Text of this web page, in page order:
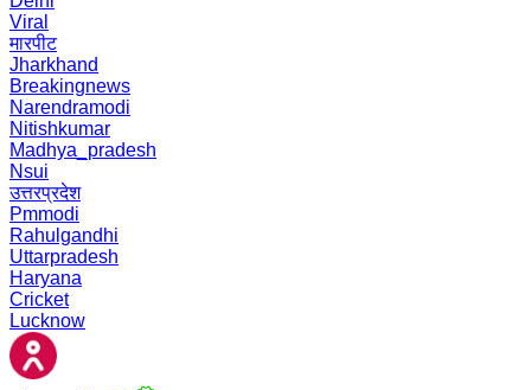
Viral
मारपीट
Jharkhand
Breakingnews
Narendramodi
Nitishkumar
Madhya_pradesh
Nsui
उत्तरप्रदेश
Pmmodi
Rahulgandhi
Uttarpradesh
Haryana
Cricket
Lucknow